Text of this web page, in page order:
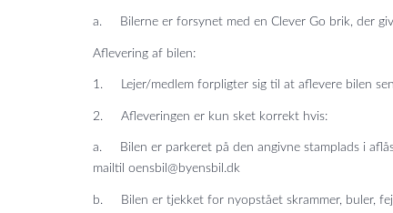
a. Bilerne er forsynet med en Clever Go brik, der
Aflevering af bilen:
1. Lejer/medlem forpligter sig til at aflevere bilen
2. Afleveringen er kun sket korrekt hvis:
a. Bilen er parkeret på den angivne stamplads i
mailtil oensbil@byensbil.dk
b. Bilen er tjekket for nyopstået skrammer, buler,